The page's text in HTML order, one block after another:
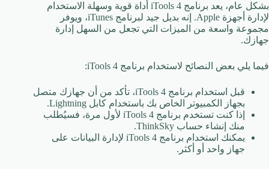
بشكل عام، يعد برنامج iTools 4 أداة قوية وسهلة الاستخدام
لإدارة أجهزة Apple. إنه بديل جيد لبرنامج iTunes، ويوفر
مجموعة واسعة من الميزات التي تجعل من السهل إدارة
جهازك.
فيما يلي بعض النصائح لاستخدام برنامج iTools 4:
قبل استخدام برنامج iTools 4، تأكد من أن جهازك متصل
بجهاز الكمبيوتر الخاص بك باستخدام كابل Lightning.
إذا كنت تستخدم برنامج iTools 4 لأول مرة، فسيُطلب
منك إنشاء حساب ThinkSky.
يمكنك استخدام برنامج iTools 4 لإدارة البيانات على
جهاز واحد أو أكثر.